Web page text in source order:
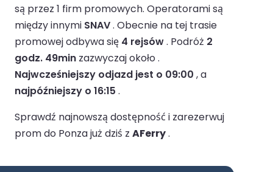
są przez 1 firm promowych. Operatorami są
między innymi SNAV. Obecnie na tej trasie
promowej odbywa się 4 rejsów. Podróż 2
godz. 49min zazwyczaj około .
Najwcześniejszy odjazd jest o 09:00 , a
najpóźniejszy o 16:15 .
Sprawdź najnowszą dostępność i zarezerwuj
prom do Ponza już dziś z AFerry.